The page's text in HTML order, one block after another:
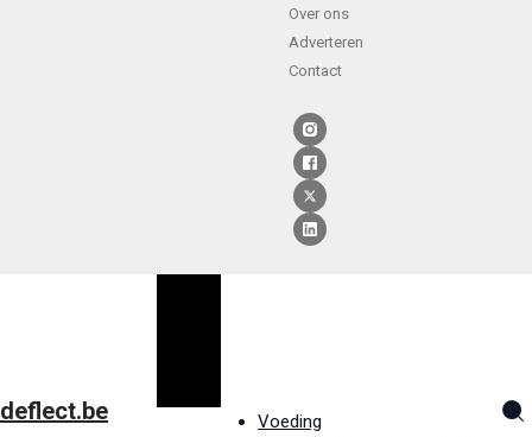
Over ons
Adverteren
Contact
deflect.be
Voeding